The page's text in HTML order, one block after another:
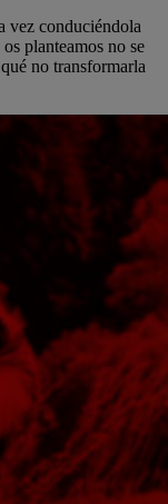
vez conduciéndola
planteamos no se
no transformarla